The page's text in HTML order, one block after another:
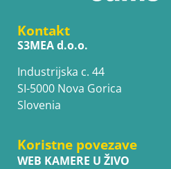
Kontakt
S3MEA d.o.o.
Industrijska c. 44
SI-5000 Nova Gorica
Slovenia
Koristne povezave
WEB KAMERE U ŽIVO